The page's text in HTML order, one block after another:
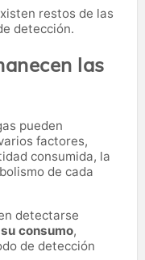
restos de las
detección.
las
pueden
factores,
consumida, la
de cada
detectarse
consumo,
de detección